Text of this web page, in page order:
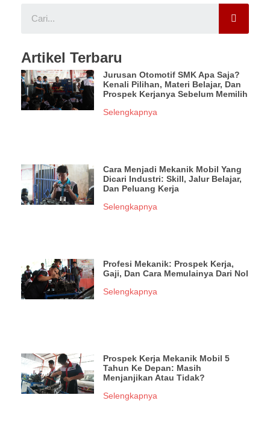
Artikel Terbaru
Jurusan Otomotif SMK Apa Saja?
Kenali Pilihan, Materi Belajar, Dan
Prospek Kerjanya Sebelum Memilih
Selengkapnya
Cara Menjadi Mekanik Mobil Yang
Dicari Industri: Skill, Jalur Belajar,
Dan Peluang Kerja
Selengkapnya
Profesi Mekanik: Prospek Kerja,
Gaji, Dan Cara Memulainya Dari Nol
Selengkapnya
Prospek Kerja Mekanik Mobil 5
Tahun Ke Depan: Masih
Menjanjikan Atau Tidak?
Selengkapnya